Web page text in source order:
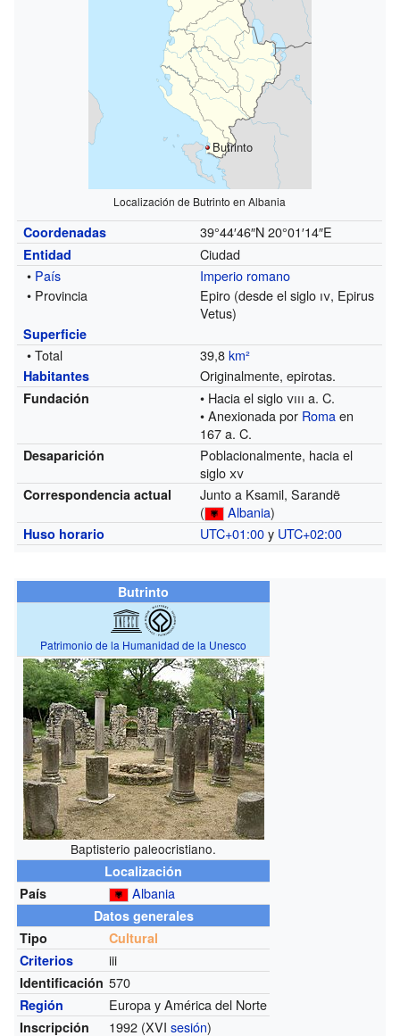
Butrinto
Localización de Butrinto en Albania
Coordenadas 39°44′46″N 20°01′14″E
Entidad
Ciudad
• País
Imperio romano
• Provincia
Epiro (desde el siglo iv, Epirus
Vetus)
Superficie
• Total 39,8km²
Habitantes Originalmente, epirotas.
Fundación • Hacia el sigloviii a. C.
• Anexionada por Romaen
167 a. C.
Desaparición
Poblacionalmente, hacia el
sigloxv
Correspondencia actual
Junto a Ksamil, Sarandë
(
Albania)
Huso horario UTC+01:00y UTC+02:00
Butrinto
Patrimonio de la Humanidad de la Unesco
Baptisterio paleocristiano.
Localización
País
Albania
Datos generales
Tipo
Cultural
Criterios
iii
Identificación 570
Región Europa y América del Norte
Inscripción 1992 (XVIsesión)